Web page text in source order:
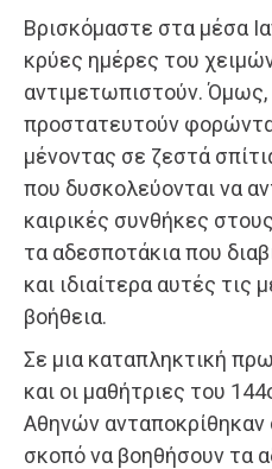
Βρισκόμαστε στα μέσα
κρύες ημέρες του
αντιμετωπιστούν.
προστατευτούν
μένοντας σε ζεστά
που δυσκολεύονται να
καιρικές συνθήκες
τα αδεσποτάκια που
και ιδιαίτερα αυτές τις
βοήθεια.
Σε μια καταπληκτική
και οι μαθήτριες του
Αθηνών
σκοπό να βοηθήσουν τα